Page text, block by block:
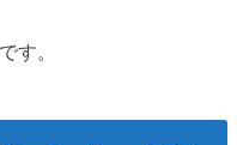
す。